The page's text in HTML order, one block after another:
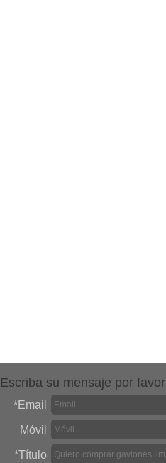
Escriba su mensaje por favor
*Email
Móvil
*Título